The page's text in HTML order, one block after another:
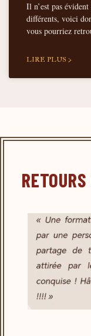
Il n’est pas
différents, voici
vous pourriez
LIRE PLUS >